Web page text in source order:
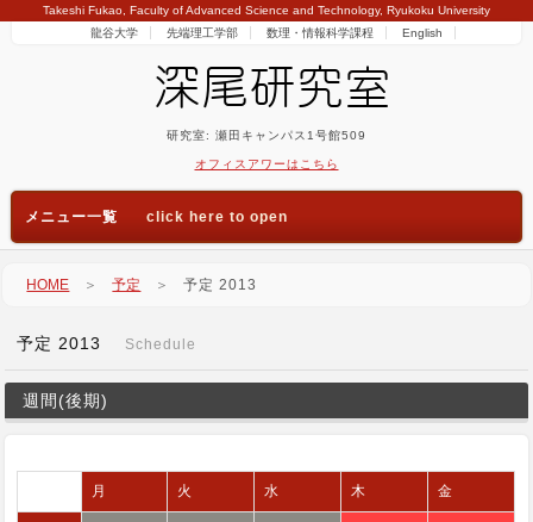
Takeshi Fukao, Faculty of Advanced Science and Technology, Ryukoku University
龍谷大学
先端理工学部 数理・情報科学課程 English
研究室: 瀬田キャンパス1号館509
オフィスアワーはこちら
メニュー一覧
HOME ＞予定 ＞予定 2013
予定 2013 Schedule
週間(後期)
月 火 水 木 金